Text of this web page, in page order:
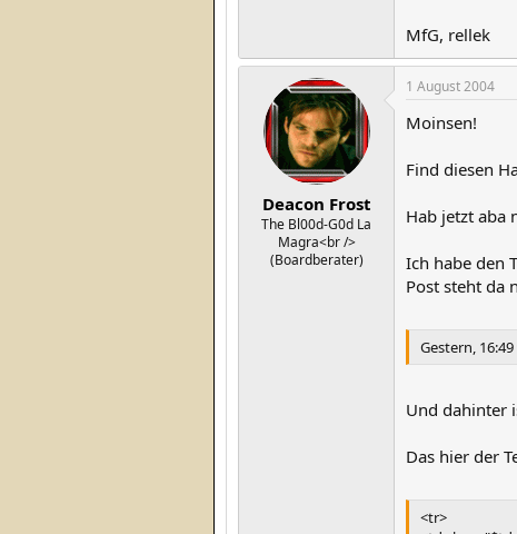
MfG, rellek
Deacon Frost
The Bl00d-G0d La
Magra<br />
(Boardberater)
1 August 2004
Moinsen!
Find diesen
Hab jetzt aba
Ich habe den
Post steht da
Gestern,
Und dahinter
Das hier der
<tr>